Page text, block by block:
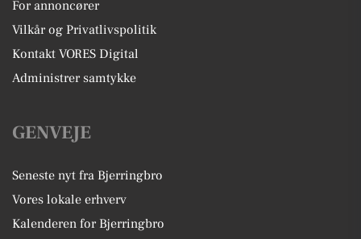
For annoncører
Vilkår og Privatlivspolitik
Kontakt VORES Digital
Administrer samtykke
GENVEJE
Seneste nyt fra Bjerringbro
Vores lokale erhverv
Kalenderen for Bjerringbro